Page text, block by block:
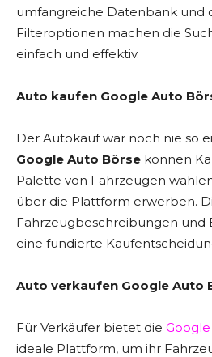
umfangreiche Datenbank und
Filteroptionen machen die
einfach und effektiv.
Auto kaufen Google Auto
Der Autokauf war noch nie so
Google Auto Börse können
Palette von Fahrzeugen
über die Plattform erwerben.
Fahrzeugbeschreibungen und
eine fundierte
Auto verkaufen Google Auto
Für Verkäufer bietet die
ideale Plattform, um ihr